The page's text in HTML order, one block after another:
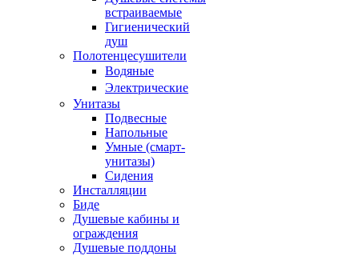
встраиваемые
Гигиенический
душ
Полотенцесушители
ㅤВодяные
ㅤЭлектрические
Унитазы
Подвесные
Напольные
Умные (смарт-
унитазы)
Сидения
Инсталляции
Биде
Душевые кабины и
ограждения
Душевые поддоны